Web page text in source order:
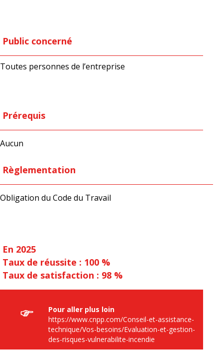
Public concerné
Toutes personnes de l’entreprise
Prérequis
Aucun
Règlementation
Obligation du Code du Travail
En 2025
Taux de réussite : 100 %
Taux de satisfaction : 98 %
Pour aller plus loin
https://www.cnpp.com/Conseil-et-assistance-
technique/Vos-besoins/Evaluation-et-gestion-
des-risques-vulnerabilite-incendie